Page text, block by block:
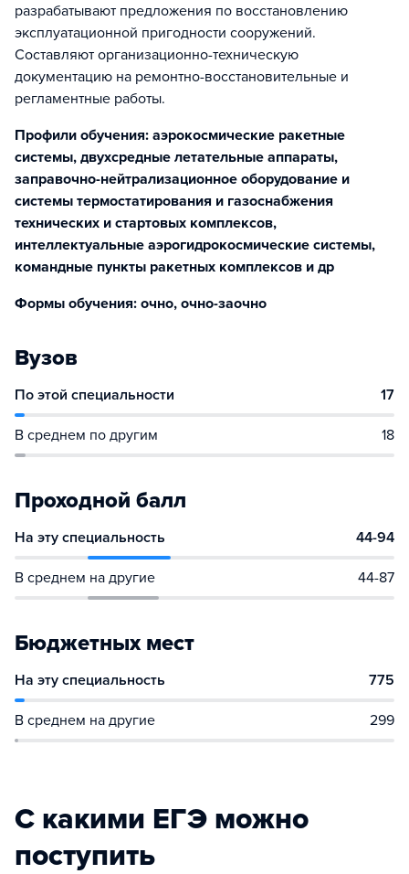
разрабатывают предложения по восстановлению
эксплуатационной пригодности сооружений.
Составляют организационно-техническую
документацию на ремонтно-восстановительные и
регламентные работы.
Профили обучения: аэрокосмические ракетные
системы, двухсредные летательные аппараты,
заправочно-нейтрализационное оборудование и
системы термостатирования и газоснабжения
технических и стартовых комплексов,
интеллектуальные аэрогидрокосмические системы,
командные пункты ракетных комплексов и др
Формы обучения: очно, очно-заочно
Вузов
По этой специальности 17
В среднем по другим 18
Проходной балл
На эту специальность 44-94
В среднем на другие 44-87
Бюджетных мест
На эту специальность 775
В среднем на другие 299
С какими ЕГЭ можно
поступить